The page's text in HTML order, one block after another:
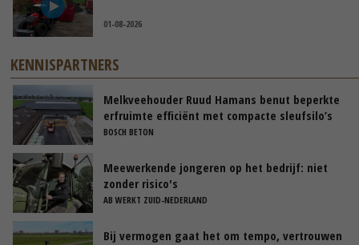
01-08-2026
KENNISPARTNERS
Melkveehouder Ruud Hamans benut beperkte
erfruimte efficiënt met compacte sleufsilo’s
BOSCH BETON
Meewerkende jongeren op het bedrijf: niet
zonder risico's
AB WERKT ZUID-NEDERLAND
Bij vermogen gaat het om tempo, vertrouwen